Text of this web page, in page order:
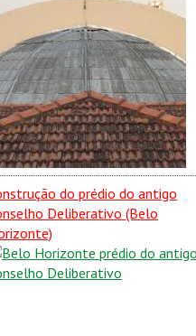
do prédio do antigo
Deliberativo (Belo